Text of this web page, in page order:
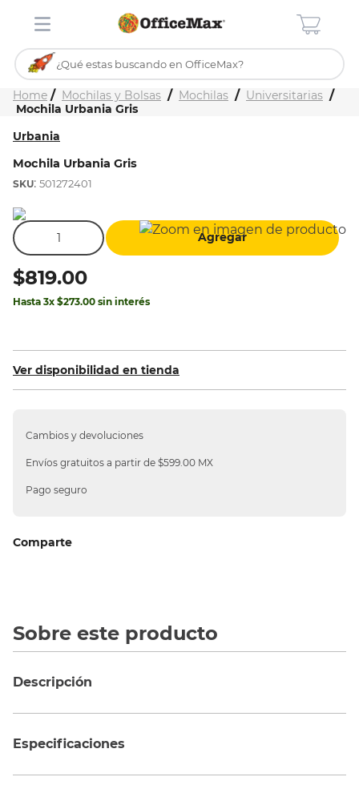
¿Qué estas buscando en OfficeMax?
Inicio Tienda
Mochilas y Bolsas Mochilas
Universitarias
Mochila Urbania Gris
Urbania
Mochila Urbania Gris
: 501272401
Agregar
$819.00
Hasta 3x $273.00 sin interés
Ver disponibilidad en tienda
Cambios y devoluciones
Envíos gratuitos a partir de $599.00 MX
Pago seguro
Comparte
Sobre este producto
Descripción
Especificaciones
TÉRMINOS MÁS BUSCADOS
1.
ojo turco
2.
stitch
3.
toy story
4.
5.
mochilas
6.
stuk
7.
mochila
9.
carpetas
sillas